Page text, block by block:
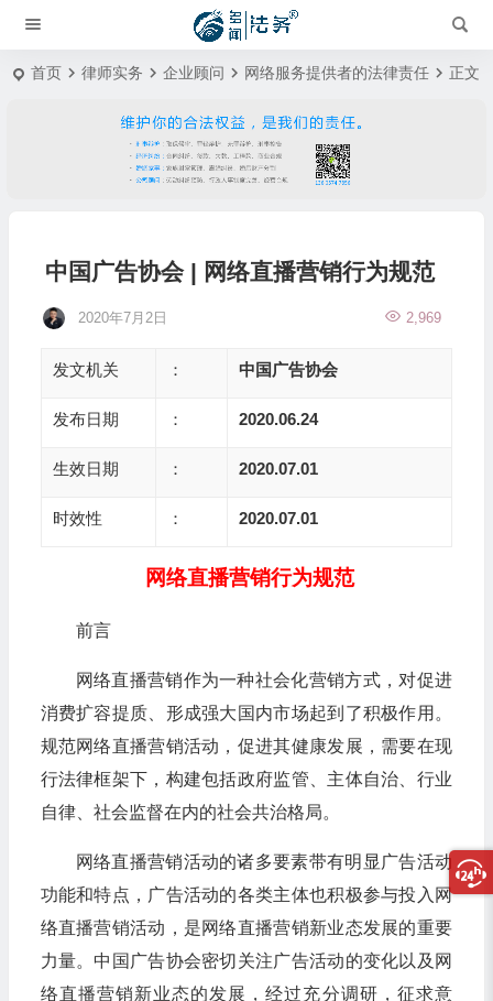
首页 律师实务 企业顾问 网络服务提供者的法律责任 正文
中国广告协会 | 网络直播营销行为规范
2020年7月2日 2,969
发文机关 ： 中国广告协会
发布日期 ： 2020.06.24
生效日期 ： 2020.07.01
时效性 ： 2020.07.01
网络直播营销行为规范
前言
网络直播营销作为一种社会化营销方式，对促进
消费扩容提质、形成强大国内市场起到了积极作用。
规范网络直播营销活动，促进其健康发展，需要在现
行法律框架下，构建包括政府监管、主体自治、行业
自律、社会监督在内的社会共治格局。
网络直播营销活动的诸多要素带有明显广告活动
功能和特点，广告活动的各类主体也积极参与投入网
络直播营销活动，是网络直播营销新业态发展的重要
力量。中国广告协会密切关注广告活动的变化以及网
络直播营销新业态的发展，经过充分调研，征求意